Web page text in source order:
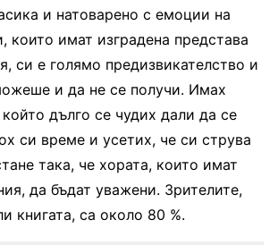
и натоварено с емоции на
които имат изградена представа
си е голямо предизвикателство и
и да не се получи. Имах
дълго се чудих дали да се
си време и усетих, че си струва
така, че хората, които имат
да бъдат уважени. Зрителите,
книгата, са около 80 %.